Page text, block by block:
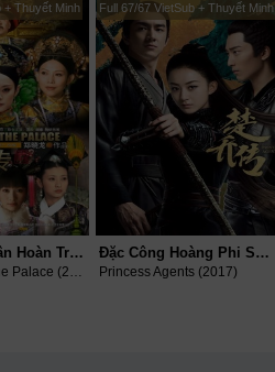
+ Thuyết Minh
Hậu Cung Chân Hoàn Truyện
Empresses in the Palace (2012)
Full 67/67 VietSub + Thuyết Minh
Đặc Công Hoàng Phi Sở Kiều Truyện
Princess Agents (2017)